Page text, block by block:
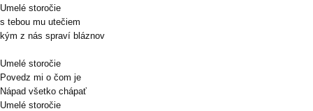
Umelé storočie
s tebou mu utečiem
kým z nás spraví bláznov
Umelé storočie
Povedz mi o čom je
Nápad všetko chápať
Umelé storočie